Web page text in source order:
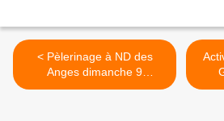
< Pèlerinage à ND des
Anges dimanche 9
septembre 2012